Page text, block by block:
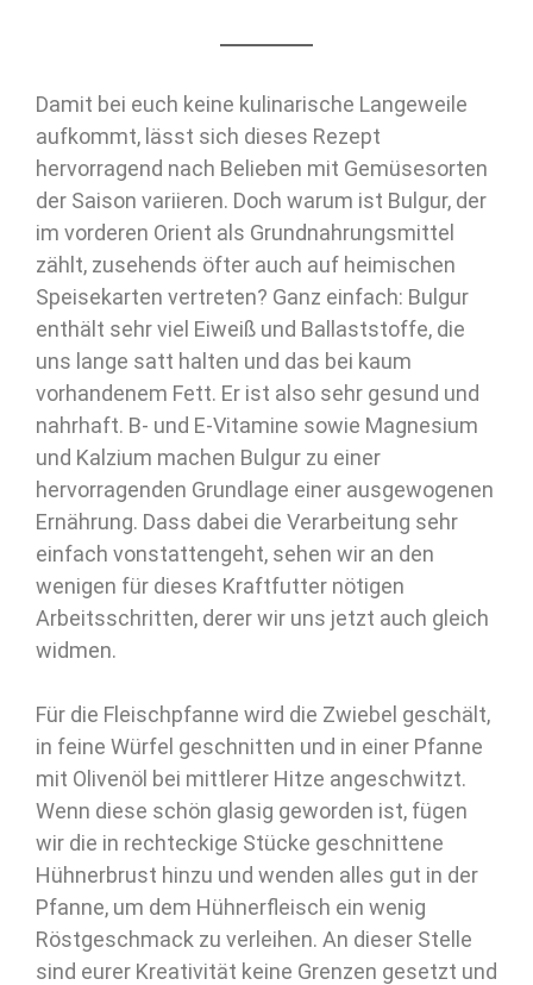
Damit bei euch keine kulinarische Langeweile
aufkommt, lässt sich dieses Rezept
hervorragend nach Belieben mit Gemüsesorten
der Saison variieren. Doch warum ist Bulgur, der
im vorderen Orient als Grundnahrungsmittel
zählt, zusehends öfter auch auf heimischen
Speisekarten vertreten? Ganz einfach: Bulgur
enthält sehr viel Eiweiß und Ballaststoffe, die
uns lange satt halten und das bei kaum
vorhandenem Fett. Er ist also sehr gesund und
nahrhaft. B- und E-Vitamine sowie Magnesium
und Kalzium machen Bulgur zu einer
hervorragenden Grundlage einer ausgewogenen
Ernährung. Dass dabei die Verarbeitung sehr
einfach vonstattengeht, sehen wir an den
wenigen für dieses Kraftfutter nötigen
Arbeitsschritten, derer wir uns jetzt auch gleich
widmen.
Für die Fleischpfanne wird die Zwiebel geschält,
in feine Würfel geschnitten und in einer Pfanne
mit Olivenöl bei mittlerer Hitze angeschwitzt.
Wenn diese schön glasig geworden ist, fügen
wir die in rechteckige Stücke geschnittene
Hühnerbrust hinzu und wenden alles gut in der
Pfanne, um dem Hühnerfleisch ein wenig
Röstgeschmack zu verleihen. An dieser Stelle
sind eurer Kreativität keine Grenzen gesetzt und